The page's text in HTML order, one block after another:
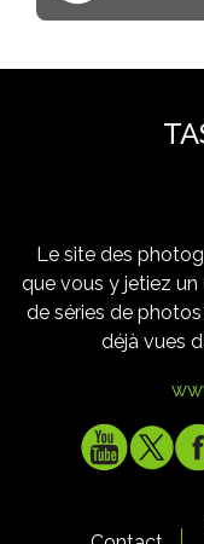
Le site des
que vous y jetiez
de séries de
déjà vues